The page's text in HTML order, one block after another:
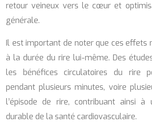
retour veineux vers le cœur et
générale.
Il est important de noter que ces effets
à la durée du rire lui-même. Des
les bénéfices circulatoires du rire
pendant plusieurs minutes, voire
l’épisode de rire, contribuant ainsi à
durable de la santé cardiovasculaire.